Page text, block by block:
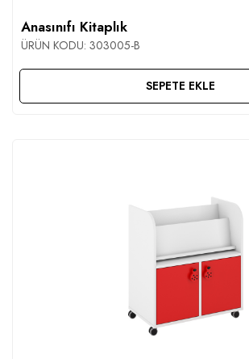
Anasınıfı Kitaplık
ÜRÜN KODU: 303005-B
SEPETE EKLE